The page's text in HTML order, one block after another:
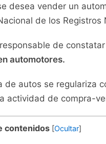
desea vender un
de los
de
automotores.
de autos se regulariza
actividad de compra-
contenidos [Ocultar]